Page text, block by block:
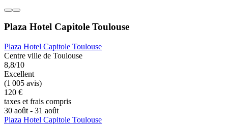
Plaza Hotel Capitole Toulouse
Plaza Hotel Capitole Toulouse
Centre ville de Toulouse
8,8/10
Excellent
(1 005 avis)
120 €
taxes et frais compris
30 août - 31 août
Plaza Hotel Capitole Toulouse